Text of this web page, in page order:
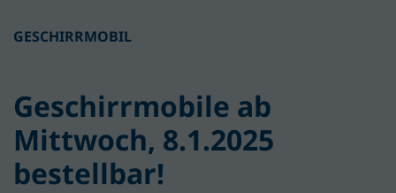
GESCHIRRMOBIL
Geschirrmobile ab
Mittwoch, 8.1.2025
bestellbar!